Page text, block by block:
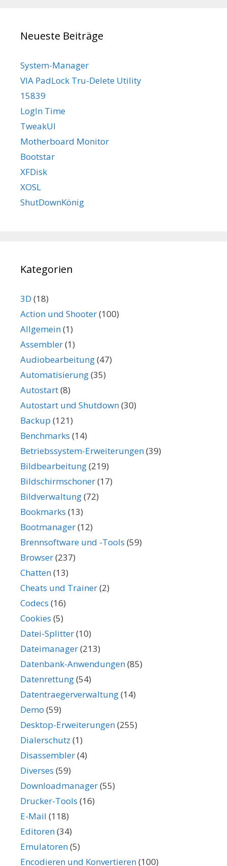
Neueste Beiträge
System-Manager
VIA PadLock Tru-Delete Utility
15839
LogIn Time
TweakUI
Motherboard Monitor
Bootstar
XFDisk
XOSL
ShutDownKönig
Kategorien
3D (18)
Action und Shooter(100)
Allgemein(1)
Assembler(1)
Audiobearbeitung(47)
Automatisierung(35)
Autostart(8)
Autostart und Shutdown(30)
Backup (121)
Benchmarks (14)
Betriebssystem-Erweiterungen(39)
Bildbearbeitung(219)
Bildschirmschoner(17)
Bildverwaltung(72)
Bookmarks (13)
Bootmanager(12)
Brennsoftware und -Tools (59)
Browser(237)
Chatten(13)
Cheats und Trainer(2)
Codecs (16)
Cookies (5)
Datei-Splitter(10)
Dateimanager(213)
Datenbank-Anwendungen(85)
Datenrettung(54)
Datentraegerverwaltung(14)
Demo (59)
Desktop-Erweiterungen(255)
Dialerschutz (1)
Disassembler(4)
Diverses (59)
Downloadmanager(55)
Drucker-Tools (16)
E-Mail (118)
Editoren(34)
Emulatoren(5)
Encodieren und Konvertieren(100)